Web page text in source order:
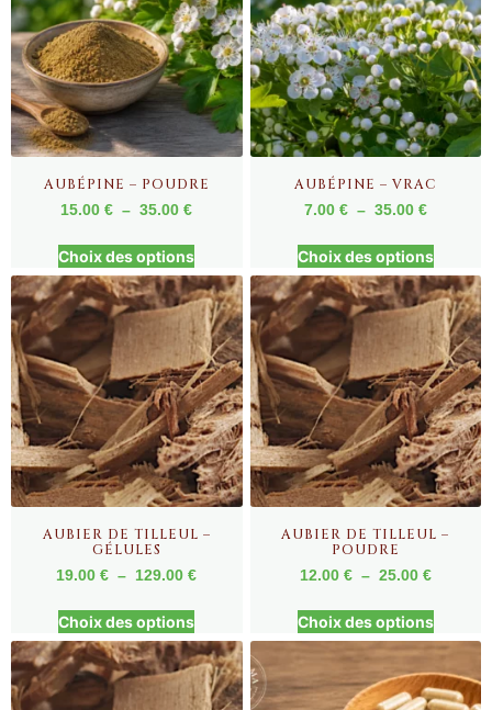
AUBÉPINE – POUDRE
15.00€ – 35.00€
Choix des options
AUBÉPINE – VRAC
7.00 € – 35.00 €
Choix des options
AUBIER DE TILLEUL –
GÉLULES
19.00€ – 129.00€
Choix des options
AUBIER DE TILLEUL –
POUDRE
12.00 € – 25.00 €
Choix des options